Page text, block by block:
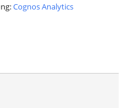
Cognos Analytics